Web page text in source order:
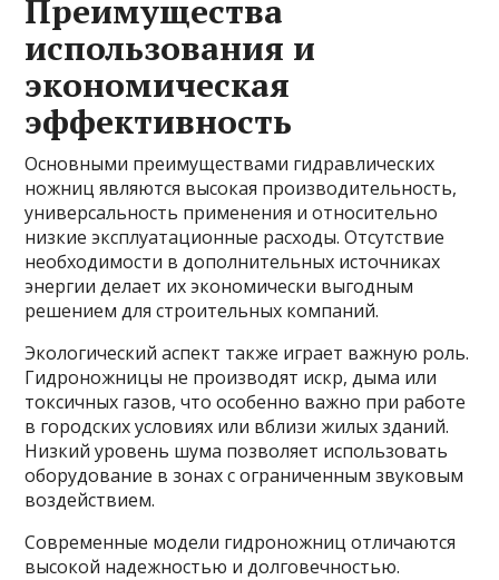
Преимущества
использования и
экономическая
эффективность
Основными преимуществами гидравлических
ножниц являются высокая производительность,
универсальность применения и относительно
низкие эксплуатационные расходы. Отсутствие
необходимости в дополнительных источниках
энергии делает их экономически выгодным
решением для строительных компаний.
Экологический аспект также играет важную роль.
Гидроножницы не производят искр, дыма или
токсичных газов, что особенно важно при работе
в городских условиях или вблизи жилых зданий.
Низкий уровень шума позволяет использовать
оборудование в зонах с ограниченным звуковым
воздействием.
Современные модели гидроножниц отличаются
высокой надежностью и долговечностью.